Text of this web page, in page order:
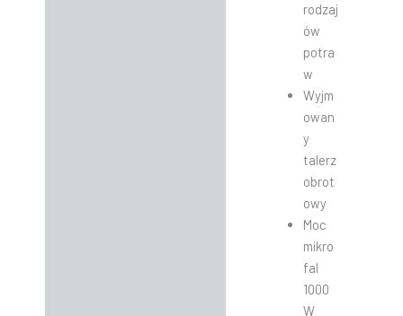
rodzaj
ów
potra
w
Wyjm
owan
y
talerz
obrot
owy
Moc
mikro
fal
1000
W